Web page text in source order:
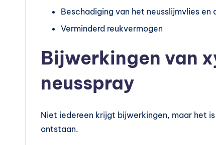
Beschadiging van het neusslijmvlies en
Verminderd reukvermogen
Bijwerkingen van
neusspray
Niet iedereen krijgt bijwerkingen, maar het
ontstaan.